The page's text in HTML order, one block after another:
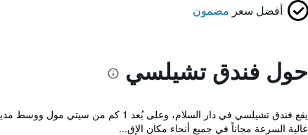
أفضل سعر مضمون
حول فندق تشيلسي
يقع فندق تشيلسي في دار السلام،
عالية السرعة مجاناً في جميع أنحاء مكان الإق...